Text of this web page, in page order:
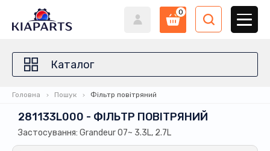
0
Каталог
Головна Пошук Фільтр повітряний
281133L000 - ФІЛЬТР ПОВІТРЯНИЙ
Застосування: Grandeur 07~ 3.3L, 2.7L